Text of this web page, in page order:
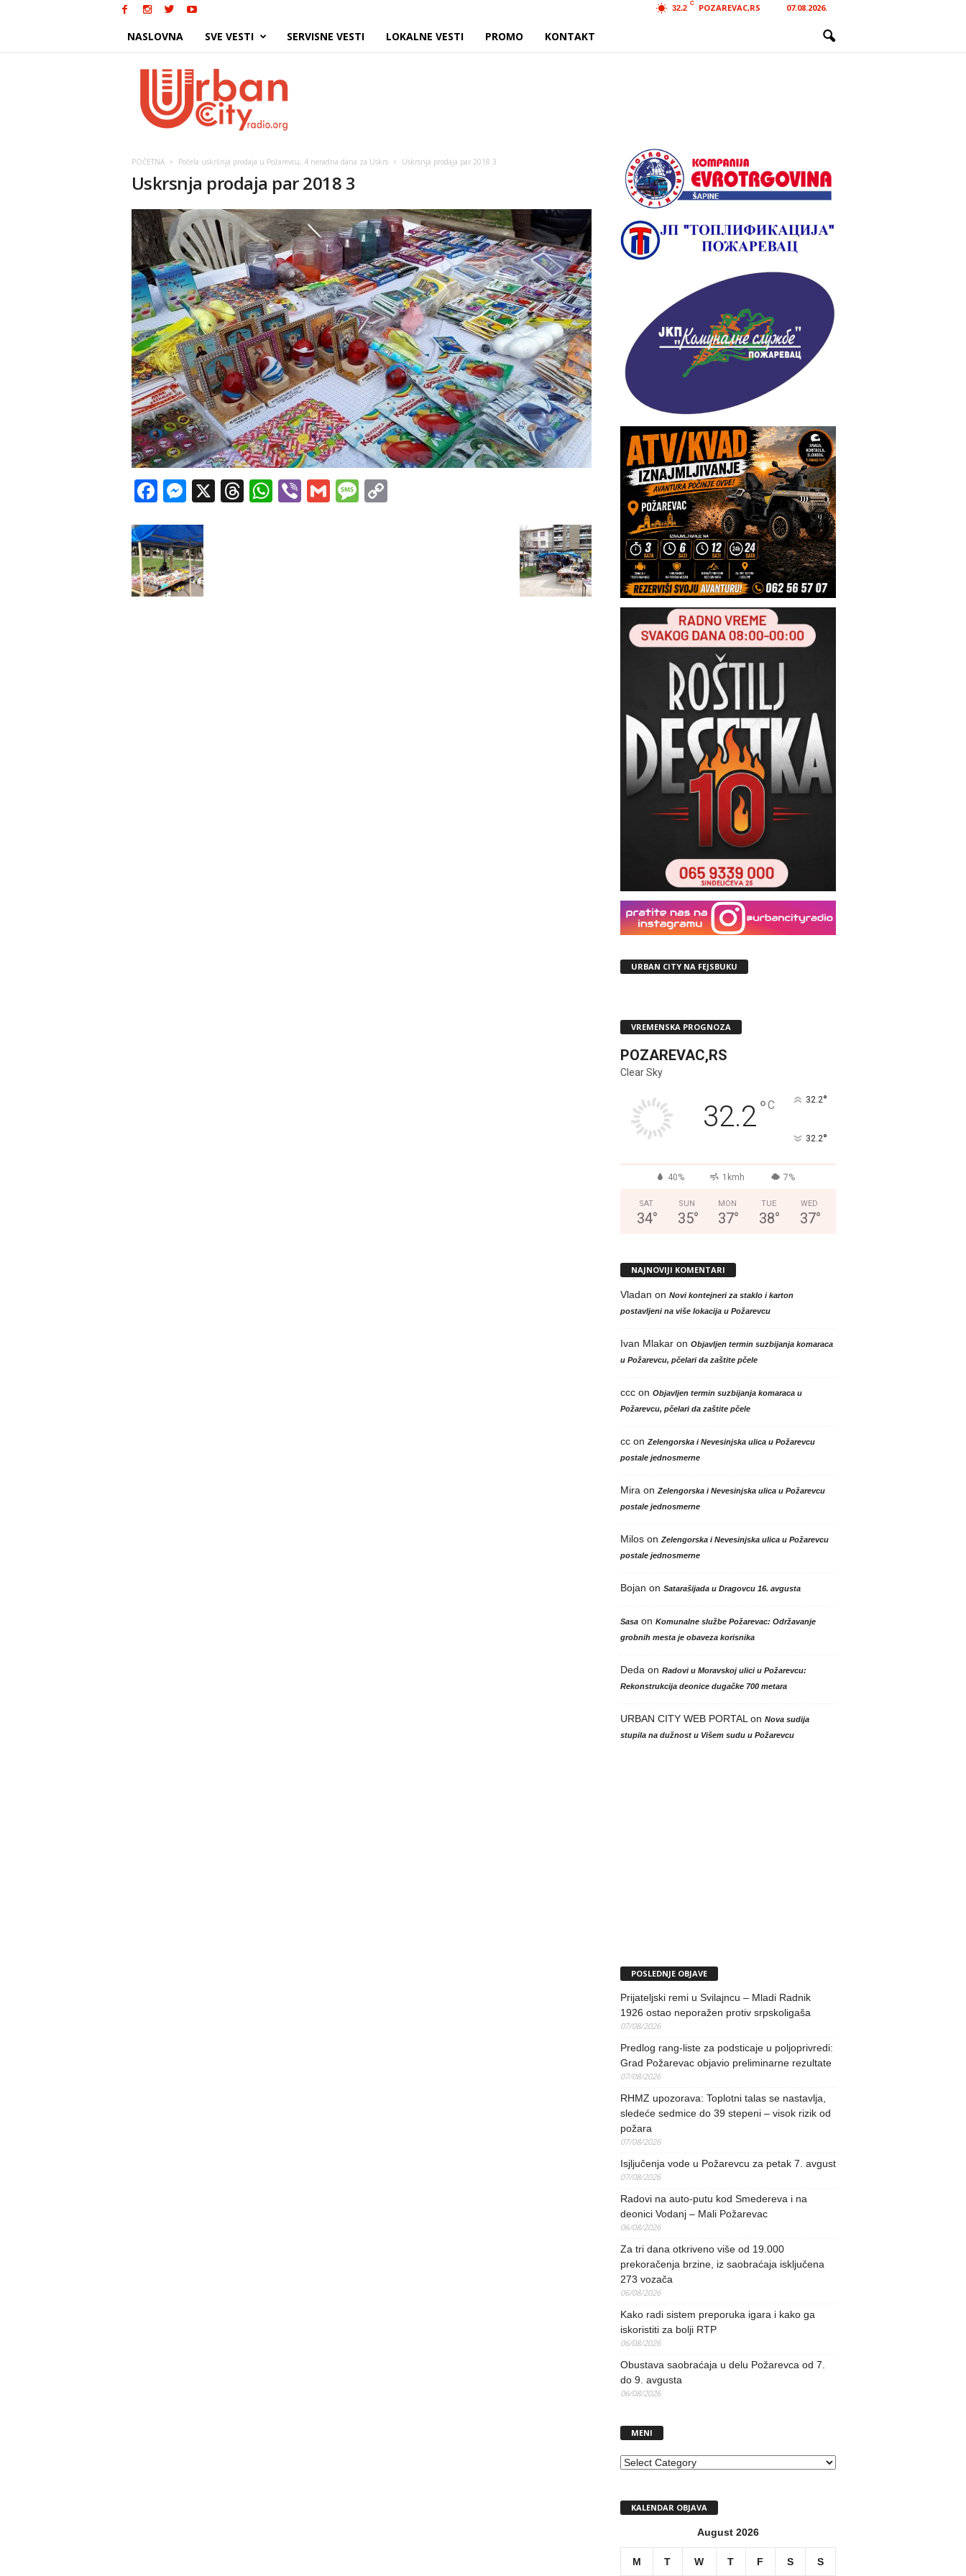
32.2
C POZAREVAC,RS 07.08.2026.
NASLOVNA SVE VESTI SERVISNE VESTI LOKALNE VESTI PROMO KONTAKT
POČETNA Počela uskršnja prodaja u Požarevcu, 4 neradna dana za Uskrs Uskrsnja prodaja par 2018 3
Uskrsnja prodaja par 2018 3
Facebook
Messenger
X Threads
WhatsApp
ViberGmailMessage
URBAN CITY NA FEJSBUKU
VREMENSKA PROGNOZA
POZAREVAC,RS
Clear Sky
32.2°C 32.2°
32.2°
40% 1kmh 7%
SAT
34°
SUN
35°
MON
37°
TUE
38°
WED
37°
NAJNOVIJI KOMENTARI
Vladan on Novi kontejneri za staklo i karton
postavljeni na više lokacija u Požarevcu
Ivan Mlakaron Objavljen termin suzbijanja komaraca
u Požarevcu, pčelari da zaštite pčele
cccon Objavljen termin suzbijanja komaraca u
Požarevcu, pčelari da zaštite pčele
ccon Zelengorska i Nevesinjska ulica u Požarevcu
postale jednosmerne
Mira on Zelengorska i Nevesinjska ulica u Požarevcu
postale jednosmerne
Miloson Zelengorska i Nevesinjska ulica u Požarevcu
postale jednosmerne
Bojan on Satarašijada u Dragovcu 16. avgusta
Sasaon Komunalne službe Požarevac: Održavanje
grobnih mesta je obaveza korisnika
Deda on Radovi u Moravskoj ulici u Požarevcu:
Rekonstrukcija deonice dugačke 700 metara
URBAN CITY WEB PORTAL on Nova sudija
stupila na dužnost u Višem sudu u Požarevcu
POSLEDNJE OBJAVE
Prijateljski remi u Svilajncu – Mladi Radnik
1926 ostao neporažen protiv srpskoligaša
07/08/2026
Predlog rang-liste za podsticaje u poljoprivredi:
Grad Požarevac objavio preliminarne rezultate
07/08/2026
RHMZ upozorava: Toplotni talas se nastavlja,
sledeće sedmice do 39 stepeni – visok rizik od
požara
07/08/2026
Isjljučenja vode u Požarevcu za petak 7. avgust
07/08/2026
Radovi na auto-putu kod Smedereva i na
deonici Vodanj – Mali Požarevac
06/08/2026
Za tri dana otkriveno više od 19.000
prekoračenja brzine, iz saobraćaja isključena
273 vozača
06/08/2026
Kako radi sistem preporuka igara i kako ga
iskoristiti za bolji RTP
06/08/2026
Obustava saobraćaja u delu Požarevca od 7.
do 9. avgusta
06/08/2026
MENI
MENI
KALENDAR OBJAVA
August 2026
M T W T F S S